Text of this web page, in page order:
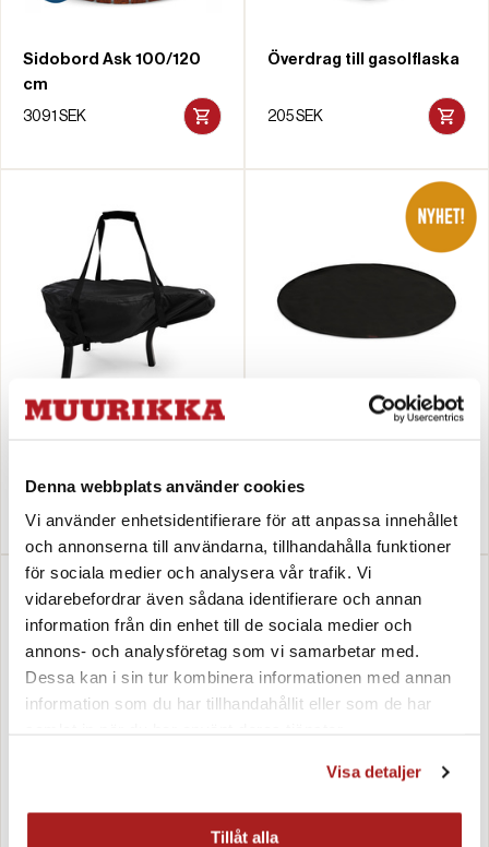
Denna webbplats använder cookies
Vi använder enhetsidentifierare för att anpassa innehållet
och annonserna till användarna, tillhandahålla funktioner
för sociala medier och analysera vår trafik. Vi
vidarebefordrar även sådana identifierare och annan
information från din enhet till de sociala medier och
annons- och analysföretag som vi samarbetar med.
Dessa kan i sin tur kombinera informationen med annan
information som du har tillhandahållit eller som de har
Visa detaljer
Tillåt alla
Sidobord Ask 100/120
cm
3091 SEK
Överdrag till gasolflaska
205 SEK
Redskapshållare